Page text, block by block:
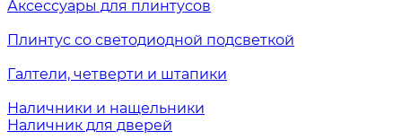
Аксессуары для плинтусов
Плинтус со светодиодной подсветкой
Галтели, четверти и штапики
Наличники и нащельники
Наличник для дверей